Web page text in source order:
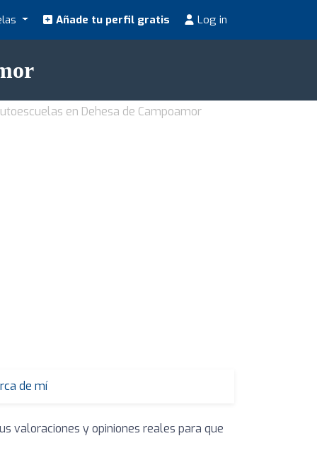
Añade tu perfil gratis Log in
en Dehesa de Campoamor
de mí
valoraciones y opiniones reales para que